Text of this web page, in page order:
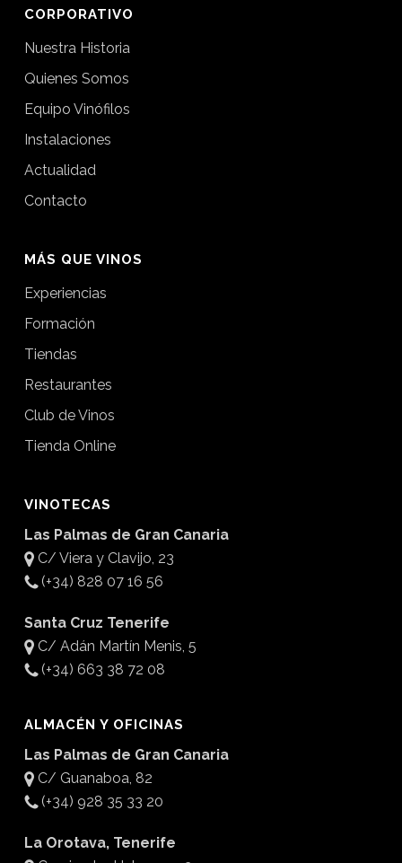
CORPORATIVO
Nuestra Historia
Quienes Somos
Equipo Vinófilos
Instalaciones
Actualidad
Contacto
MÁS QUE VINOS
Experiencias
Formación
Tiendas
Restaurantes
Club de Vinos
Tienda Online
VINOTECAS
Las Palmas de Gran Canaria
C/ Viera y Clavijo, 23
(+34) 828 07 16 56
Santa Cruz Tenerife
C/ Adán Martín Menis, 5
(+34) 663 38 72 08
ALMACÉN Y OFICINAS
Las Palmas de Gran Canaria
C/ Guanaboa, 82
(+34) 928 35 33 20
La Orotava, Tenerife